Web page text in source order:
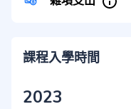
課程入學時間
2023